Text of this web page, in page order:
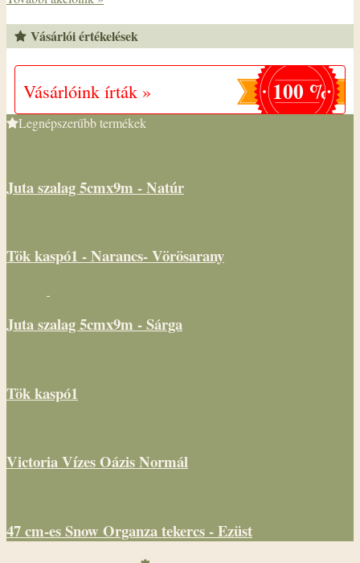
Vásárlói értékelések
Vásárlóink írták » 100 %
Legnépszerűbb termékek
Juta szalag 5cmx9m - Natúr
Tök kaspó1 - Narancs- Vörösarany
Juta szalag 5cmx9m - Sárga
Tök kaspó1
Victoria Vízes Oázis Normál
47 cm-es Snow Organza tekercs - Ezüst